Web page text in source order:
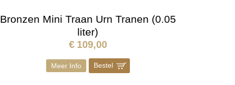
Bronzen Mini Traan Urn Tranen (0.05
liter)
€ 109,00
Meer Info Bestel ]